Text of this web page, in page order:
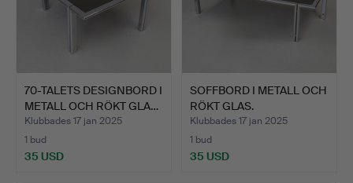
70-TALETS DESIGNBORD I
METALL OCH RÖKT GLA…
Klubbades 17 jan 2025
1 bud
35 USD
SOFFBORD I METALL OCH
RÖKT GLAS.
Klubbades 17 jan 2025
1 bud
35 USD